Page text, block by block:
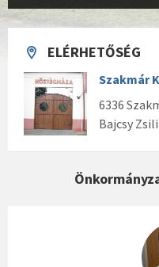
ELÉRHETŐSÉG
Szakmár
6336
Bajcsy